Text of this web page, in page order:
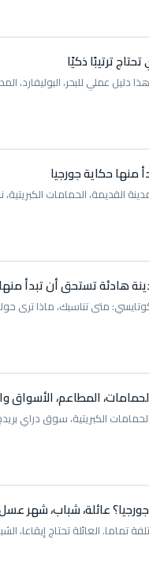
ترتيبًا ذكيًا
عملي للبحر، البوليفارد،
منها حكاية جورجيا
القديمة، الحمامات
هادئة تستحق أن تبدأ منها
متى تناسبك، ماذا ترى
المطاعم، الأسواق
الكبريتية، سوق دراي
عائلة، شباب، شهر
تماما. العائلة تحتاج